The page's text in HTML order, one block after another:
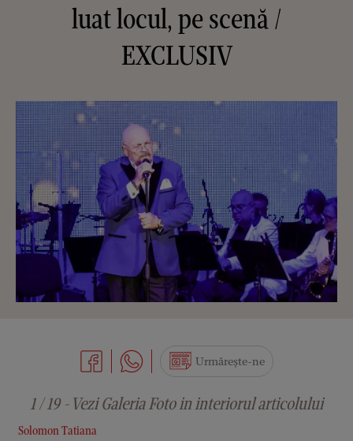
luat locul, pe scenă /
EXCLUSIV
Solomon Tatiana
Urmărește-ne
1 / 19 - Vezi Galeria Foto in interiorul articolului